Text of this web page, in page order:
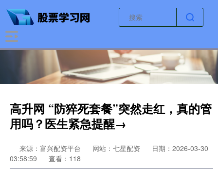
高升网 “防猝死套餐”突然走红，真的管
用吗？医生紧急提醒→
来源：富兴配资平台 网站：七星配资
日期：2026-03-30
03:58:59
查看：118